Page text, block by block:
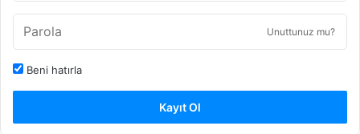
Unuttunuz mu?
Beni hatırla
Kayıt Ol